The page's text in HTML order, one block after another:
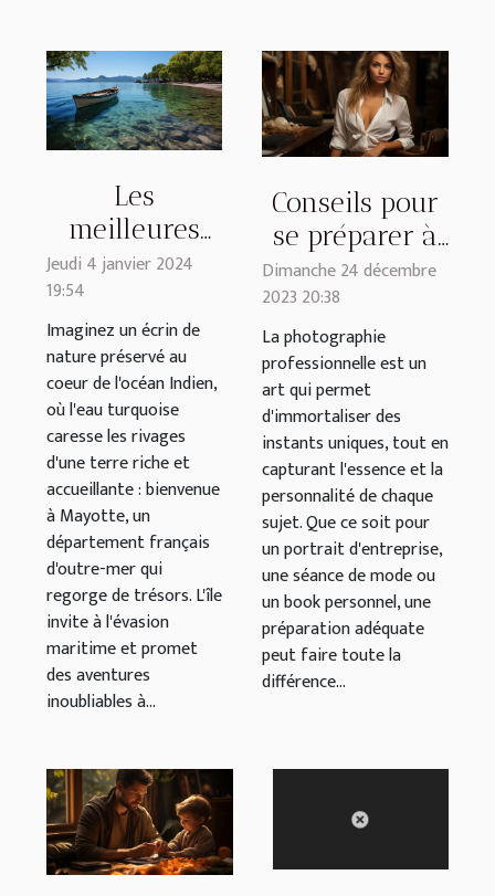
Les
meilleures
activités à
faire lors
d'une sortie
en bateau à
Mayotte
Jeudi 4 janvier 2024
19:54
Imaginez un écrin de
nature préservé au
coeur de l'océan Indien,
où l'eau turquoise
caresse les rivages
d'une terre riche et
accueillante : bienvenue
à Mayotte, un
département français
d'outre-mer qui
regorge de trésors. L'île
invite à l'évasion
maritime et promet
des aventures
inoubliables à...
Conseils pour
se préparer à
une séance
photo
professionnelle
Dimanche 24 décembre
2023 20:38
La photographie
professionnelle est un
art qui permet
d'immortaliser des
instants uniques, tout en
capturant l'essence et la
personnalité de chaque
sujet. Que ce soit pour
un portrait d'entreprise,
une séance de mode ou
un book personnel, une
préparation adéquate
peut faire toute la
différence...